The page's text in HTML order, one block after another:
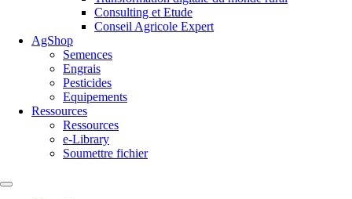
Consulting et Etude
Conseil Agricole Expert
AgShop
Semences
Engrais
Pesticides
Equipements
Ressources
Ressources
e-Library
Soumettre fichier